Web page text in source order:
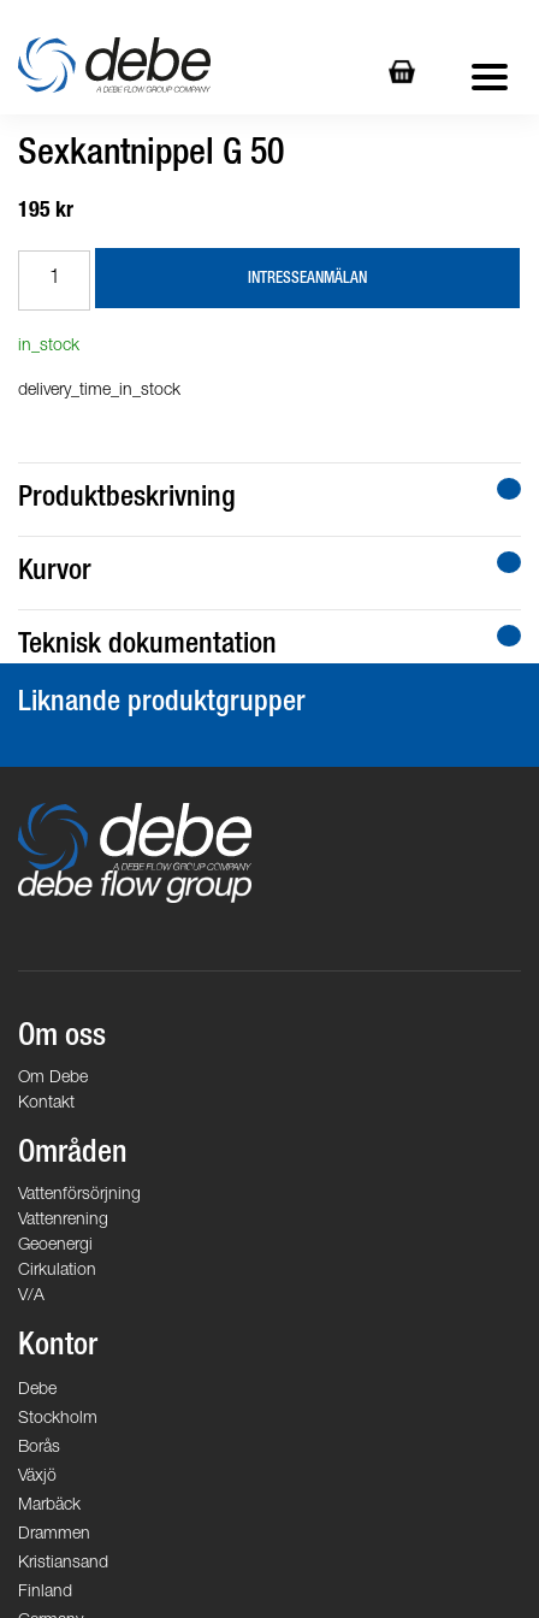
Sexkantnippel G 50
195 kr
INTRESSEANMÄLAN
in_stock
delivery_time_in_stock
Produktbeskrivning
Kurvor
Teknisk dokumentation
Liknande produktgrupper
Om oss
Om Debe
Kontakt
Områden
Vattenförsörjning
Vattenrening
Geoenergi
Cirkulation
V/A
Kontor
Debe
Stockholm
Borås
Växjö
Marbäck
Drammen
Kristiansand
Finland